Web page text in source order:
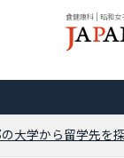
食健康科 | 昭和女
大学から留学先を